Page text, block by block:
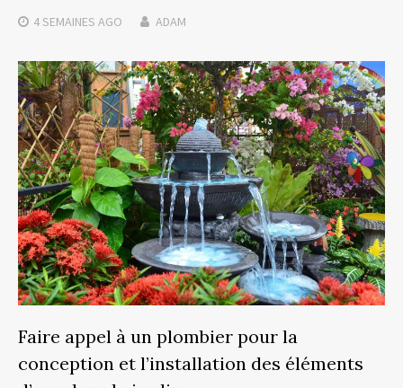
4 SEMAINES AGO ADAM
Faire appel à un plombier pour la
conception et l’installation des éléments